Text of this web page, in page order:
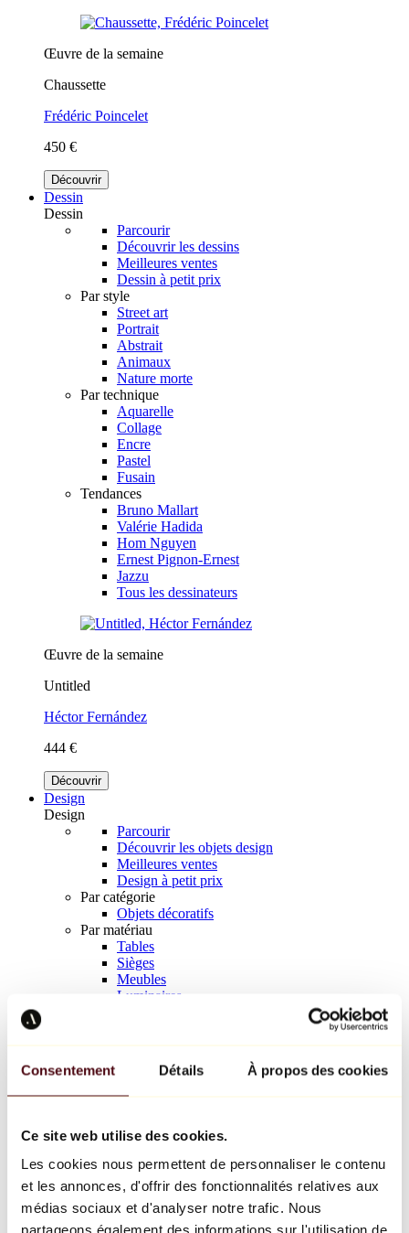
Consentement Détails À propos des cookies
Ce site web utilise des cookies.
Les cookies nous permettent de personnaliser le contenu
et les annonces, d'offrir des fonctionnalités relatives aux
médias sociaux et d'analyser notre trafic. Nous
partageons également des informations sur l'utilisation de
Œuvre de la semaine
Chaussette
Frédéric Poincelet
450 €
Découvrir
Dessin
Dessin
Parcourir
Découvrir les dessins
Meilleures ventes
Dessin à petit prix
Par style
Street art
Portrait
Abstrait
Animaux
Nature morte
Par technique
Aquarelle
Collage
Encre
Pastel
Fusain
Tendances
Bruno Mallart
Valérie Hadida
Hom Nguyen
Ernest Pignon-Ernest
Jazzu
Tous les dessinateurs
Œuvre de la semaine
Untitled
Héctor Fernández
444 €
Découvrir
Design
Design
Parcourir
Découvrir les objets design
Meilleures ventes
Design à petit prix
Par catégorie
Objets décoratifs
Par matériau
Tables
Sièges
Meubles
Luminaires
Richard Orlinski
Keith Haring
Jeff Koons
Jean-Michel Basquiat
Tous les designers
Œuvre de la semaine